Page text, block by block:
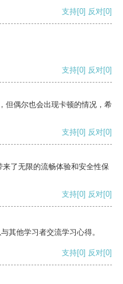
支持[0] 反对[0]
支持[0] 反对[0]
但偶尔也会出现卡顿的情况，希
支持[0] 反对[0]
了无限的流畅体验和安全性保
支持[0] 反对[0]
其他学习者交流学习心得。
支持[0] 反对[0]